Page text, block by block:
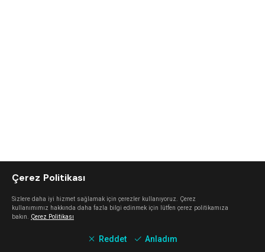
Çerez Politikası
Sizlere daha iyi hizmet sağlamak için çerezler kullanıyoruz. Çerez
kullanımımız hakkında daha fazla bilgi edinmek için lütfen çerez politikamıza
bakın. Çerez Politikası
Reddet Anladım